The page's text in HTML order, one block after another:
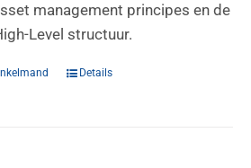
management principes en de
Level structuur.
Details